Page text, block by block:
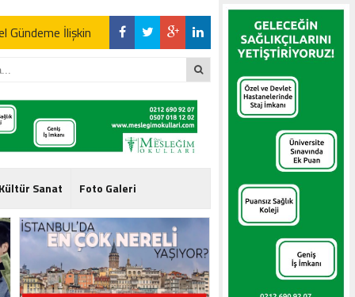
Gündeme İlişkin
İlişkin
İlişkin
Kültür Sanat Foto Galeri